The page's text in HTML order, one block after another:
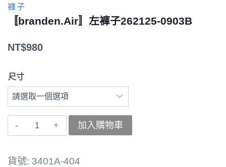
褲子
〚branden.Air〛左褲子262125-0903B
NT$980
尺寸
〚branden.Air〛加入購物車
貨號: 3401A-404